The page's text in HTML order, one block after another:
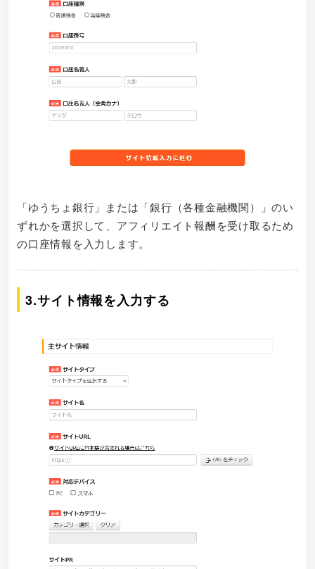
「ゆうちょ銀行」または「銀行（各種金融機関）」のい
ずれかを選択して、アフィリエイト報酬を受け取るため
の口座情報を入力します。
3.サイト情報を入力する